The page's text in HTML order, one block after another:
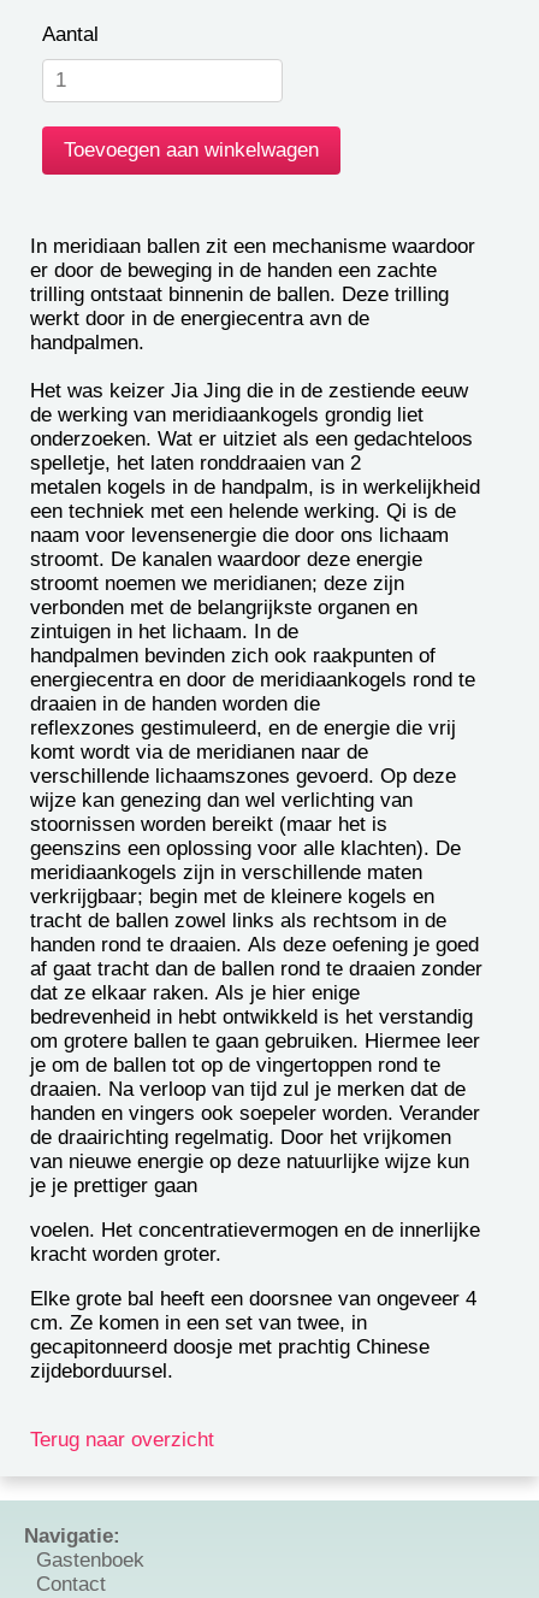
Aantal
In meridiaan ballen zit een mechanisme waardoor
er door de beweging in de handen een zachte
trilling ontstaat binnenin de ballen. Deze trilling
werkt door in de energiecentra avn de
handpalmen.
Het was keizer Jia Jing die in de zestiende eeuw
de werking van meridiaankogels grondig liet
onderzoeken. Wat er uitziet als een gedachteloos
spelletje, het laten ronddraaien van 2
metalen kogels in de handpalm, is in werkelijkheid
een techniek met een helende werking. Qi is de
naam voor levensenergie die door ons lichaam
stroomt. De kanalen waardoor deze energie
stroomt noemen we meridianen; deze zijn
verbonden met de belangrijkste organen en
zintuigen in het lichaam. In de
handpalmen bevinden zich ook raakpunten of
energiecentra en door de meridiaankogels rond te
draaien in de handen worden die
reflexzones gestimuleerd, en de energie die vrij
komt wordt via de meridianen naar de
verschillende lichaamszones gevoerd. Op deze
wijze kan genezing dan wel verlichting van
stoornissen worden bereikt (maar het is
geenszins een oplossing voor alle klachten). De
meridiaankogels zijn in verschillende maten
verkrijgbaar; begin met de kleinere kogels en
tracht de ballen zowel links als rechtsom in de
handen rond te draaien. Als deze oefening je goed
af gaat tracht dan de ballen rond te draaien zonder
dat ze elkaar raken. Als je hier enige
bedrevenheid in hebt ontwikkeld is het verstandig
om grotere ballen te gaan gebruiken. Hiermee leer
je om de ballen tot op de vingertoppen rond te
draaien. Na verloop van tijd zul je merken dat de
handen en vingers ook soepeler worden. Verander
de draairichting regelmatig. Door het vrijkomen
van nieuwe energie op deze natuurlijke wijze kun
je je prettiger gaan
voelen. Het concentratievermogen en de innerlijke
kracht worden groter.
Elke grote bal heeft een doorsnee van ongeveer 4
cm. Ze komen in een set van twee, in
gecapitonneerd doosje met prachtig Chinese
zijdeborduursel.
Terug naar overzicht
Navigatie:
Gastenboek
Contact